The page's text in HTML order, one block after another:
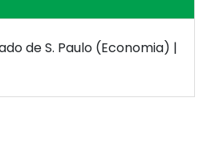
de S. Paulo (Economia) |